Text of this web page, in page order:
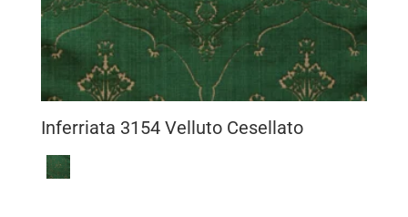
Inferriata 3154 Velluto Cesellato